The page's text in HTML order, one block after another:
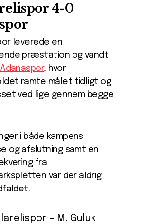
4-0
leverede en
præstation og vandt
Adanaspor, hvor
ramte målet tidligt og
ved lige gennem begge
i både kampens
og afslutning samt en
fra
var der aldrig
– M. Guluk